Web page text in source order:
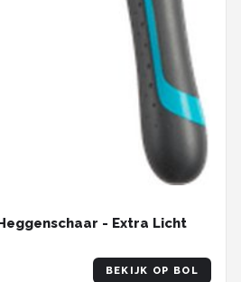
Heggenschaar - Extra Licht
BEKIJK OP BOL